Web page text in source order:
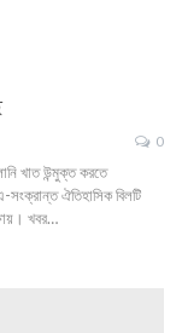
0
খাত উন্মুক্ত করতে
সংক্রান্ত ঐতিহাসিক বিলটি
খবর…